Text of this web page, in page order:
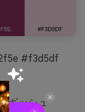
#f3d5df
ギッシュ